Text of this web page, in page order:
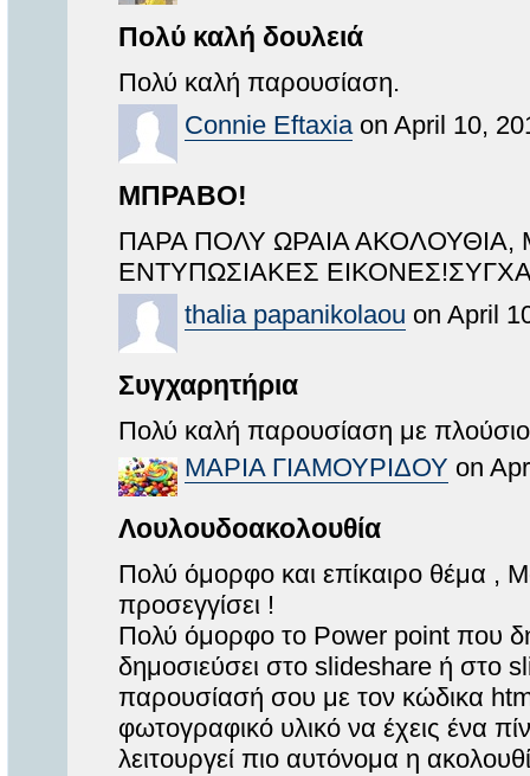
Πολύ καλή δουλειά
Πολύ καλή παρουσίαση.
Connie Eftaxia on April 10,
ΜΠΡΑΒΟ!
ΠΑΡΑ ΠΟΛΥ ΩΡΑΙΑ
ΕΝΤΥΠΩΣΙΑΚΕΣ
thalia papanikolaou on April
Συγχαρητήρια
Πολύ καλή παρουσίαση με πλούσιο
MAΡΙΑ ΓΙΑΜΟΥΡΙΔΟΥ on
Λουλουδοακολουθία
Πολύ όμορφο και επίκαιρο θέμα ,
προσεγγίσει !
Πολύ όμορφο το Power point που
δημοσιεύσει στο slideshare ή στο
παρουσίασή σου με τον κώδικα
φωτογραφικό υλικό να έχεις ένα
λειτουργεί πιο αυτόνομα η